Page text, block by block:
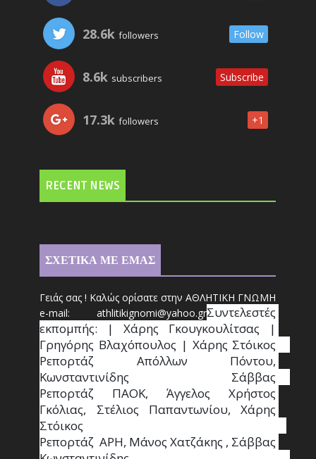
28.6k followers Follow
8.6k subscribers Subscribe
17.3k followers +1
RECENT NEWS
ΣΧΕΤΙΚΑ ΜΕ ΕΜΑΣ
Γειάς σας ! Καλώς ορίσατε στην ΑΘΛΗΤΙΚΗ ΓΝΩΜΗ
e-mail: athlitikignomi@yahoo.grΣυντελεστές
εκπομπής: | Χάρης Γκουγκουλίτσας |
Γρηγόρης Βλαχόπουλος | Χάρης Στόικος
Ρεπορτάζ Απόλλων Πόντου,
Κωνσταντινίδης   Σάββας
Ρεπορτάζ ΠΑΟΚ, Άγγελος Χρήστος
Γκόλιας, Στέλιος Παπαντωνίου, Χάρης
Στόικος
Ρεπορτάζ  ΑΡΗ, Μάνος Χατζάκης , Σάββας